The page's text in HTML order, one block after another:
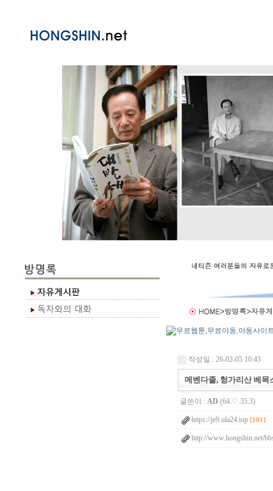
작성일 : 26-02-05 10:43
메벤다졸, 헝가리산 베목
글쓴이 : AD (64.♡.35.3)
https://je9.ula24.top [101]
http://www.hongshin.net/